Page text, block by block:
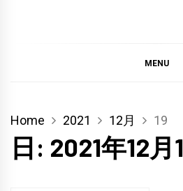
MENU
Home 2021 12月 19
日: 2021年12月